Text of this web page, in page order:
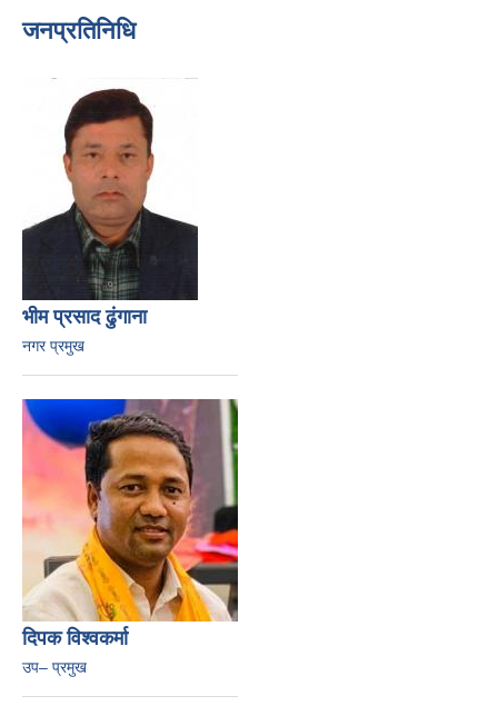
जनप्रतिनिधि
भीम प्रसाद ढुंगाना
नगर प्रमुख
दिपक विश्वकर्मा
उप– प्रमुख